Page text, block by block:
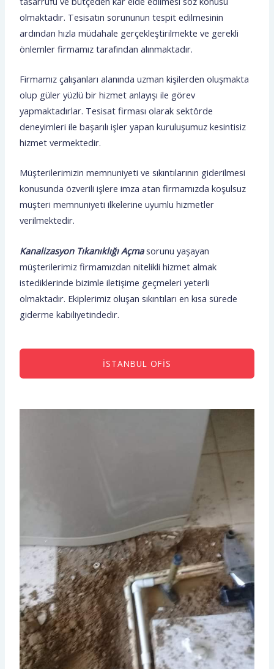
olmaktadır. Tesisatın sorununun tespit edilmesinin
ardından hızla müdahale gerçekleştirilmekte ve gerekli
önlemler firmamız tarafından alınmaktadır.
Firmamız çalışanları alanında uzman kişilerden oluşmakta
olup güler yüzlü bir hizmet anlayışı ile görev
yapmaktadırlar. Tesisat firması olarak sektörde
deneyimleri ile başarılı işler yapan kuruluşumuz kesintisiz
hizmet vermektedir.
Müşterilerimizin memnuniyeti ve sıkıntılarının giderilmesi
konusunda özverili işlere imza atan firmamızda koşulsuz
müşteri memnuniyeti ilkelerine uyumlu hizmetler
verilmektedir.
Kanalizasyon Tıkanıklığı Açmasorunu yaşayan
müşterilerimiz firmamızdan nitelikli hizmet almak
istediklerinde bizimle iletişime geçmeleri yeterli
olmaktadır. Ekiplerimiz oluşan sıkıntıları en kısa sürede
giderme kabiliyetindedir.
İSTANBUL OFIS